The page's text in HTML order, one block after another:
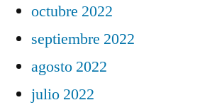
octubre 2022
septiembre 2022
agosto 2022
julio 2022